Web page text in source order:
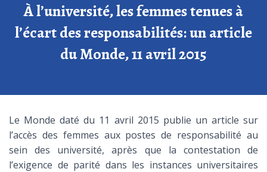
À l’université, les femmes tenues à
l’écart des responsabilités: un article
du Monde, 11 avril 2015
Le Monde daté du 11 avril 2015 publie un article sur
l’accès des femmes aux postes de responsabilité au
sein des université, après que la contestation de
l’exigence de parité dans les instances universitaires